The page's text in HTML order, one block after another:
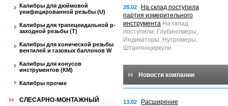
Калибры для дюймовой
унифицированной резьбы (U)
Калибры для трапецеидальной p-
заходной резьбы (T)
Калибры для конической резьбы
вентилей и газовых баллонов W
Калибры для конусов
инструментов (КМ)
Калибры прочие
СЛЕСАРНО-МОНТАЖНЫЙ
28.02
На склад поступила
партия измерительного
инструмента На склад
поступили: Глубиномеры,
Индикаторы, Нутромеры,
Штангенциркули
Новости компании
13.02
Расширение